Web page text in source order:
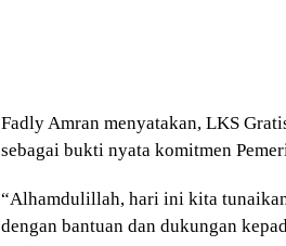
Fadly Amran menyatakan, LKS
sebagai bukti nyata komitmen
“Alhamdulillah, hari ini kita
dengan bantuan dan dukungan